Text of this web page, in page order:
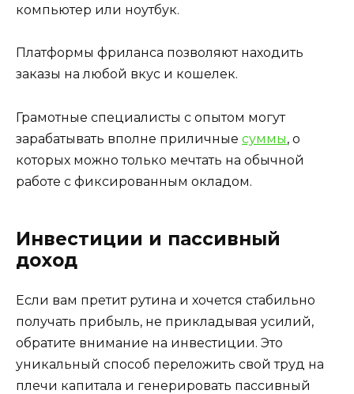
компьютер или ноутбук.
Платформы фриланса позволяют находить
заказы на любой вкус и кошелек.
Грамотные специалисты с опытом могут
зарабатывать вполне приличные суммы, о
которых можно только мечтать на обычной
работе с фиксированным окладом.
Инвестиции и пассивный
доход
Если вам претит рутина и хочется стабильно
получать прибыль, не прикладывая усилий,
обратите внимание на инвестиции. Это
уникальный способ переложить свой труд на
плечи капитала и генерировать пассивный